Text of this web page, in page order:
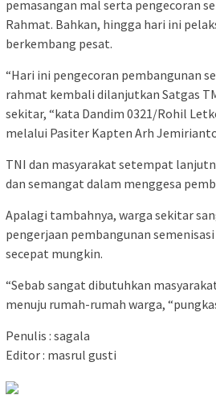
pemasangan mal serta pengecoran
Rahmat. Bahkan, hingga hari ini
berkembang pesat.
“Hari ini pengecoran pembangunan
rahmat kembali dilanjutkan Satgas
sekitar, “kata Dandim 0321/Rohil
melalui Pasiter Kapten Arh
TNI dan masyarakat setempat
dan semangat dalam menggesa
Apalagi tambahnya, warga sekitar
pengerjaan pembangunan
secepat mungkin.
“Sebab sangat dibutuhkan
menuju rumah-rumah warga,
Penulis : sagala
Editor : masrul gusti